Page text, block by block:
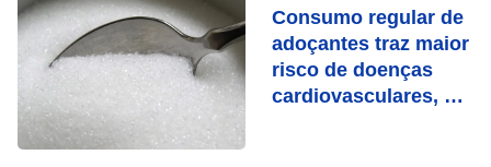
Consumo regular de
adoçantes traz maior
risco de doenças
cardiovasculares, diz